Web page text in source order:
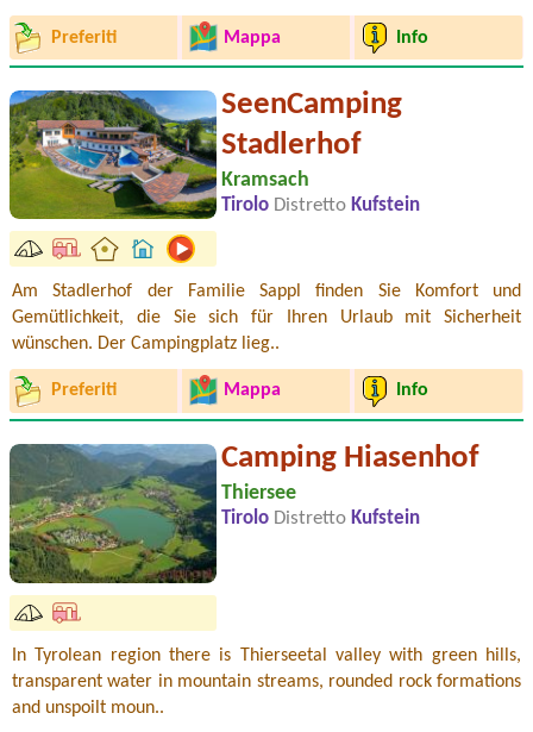
Preferiti Mappa Info
SeenCamping
Stadlerhof
Kramsach
Tirolo Distretto Kufstein
Am Stadlerhof der Familie Sappl finden Sie Komfort und
Gemütlichkeit, die Sie sich für Ihren Urlaub mit Sicherheit
wünschen. Der Campingplatz lieg..
Preferiti Mappa Info
Camping Hiasenhof
Thiersee
Tirolo Distretto Kufstein
In Tyrolean region there is Thierseetal valley with green hills,
transparent water in mountain streams, rounded rock formations
and unspoilt moun..